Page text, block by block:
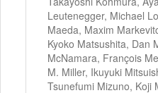
Leutenegger, Michael
Maeda, Maxim
Kyoko Matsushita, Dan
McNamara, François
M. Miller, Ikuyuki
Tsunefumi Mizuno, Koji